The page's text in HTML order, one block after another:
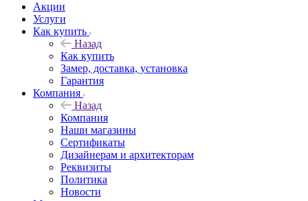
Акции
Услуги
Как купить
Назад
Как купить
Замер, доставка, установка
Гарантия
Компания
Назад
Компания
Наши магазины
Сертификаты
Дизайнерам и архитекторам
Реквизиты
Политика
Новости